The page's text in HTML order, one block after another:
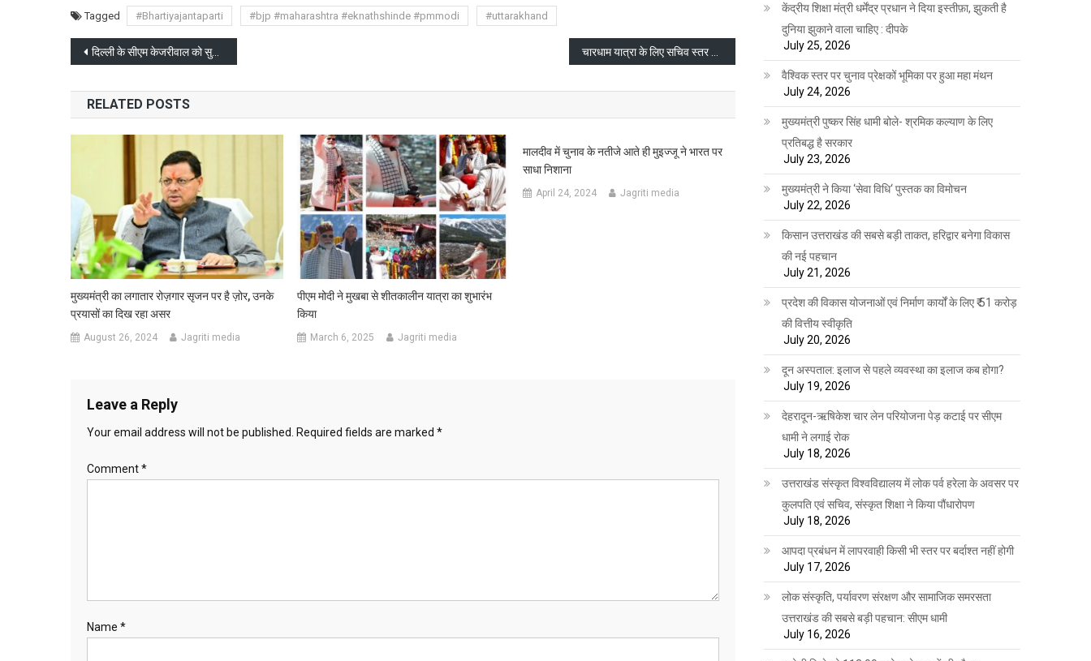
Tagged #Bhartiyajantaparti #bjp #maharashtra #eknathshinde #pmmodi #uttarakhand
Post
navigation
दिल्ली के सीएम केजरीवाल को सुप्रीम कोर्ट से राहत, 1 जून तक मिली जमानत
RELATED POSTS
मुख्यमंत्री का लगातार रोज़गार सृजन पर है ज़ोर, उनके
प्रयासों का दिख रहा असर
August 26, 2024 Jagriti media
पीएम मोदी ने मुखबा से शीतकालीन यात्रा का शुभारंभ
किया
March 6, 2025 Jagriti media
मालदीव में चुनाव के नतीजे आते ही मुइज्जू ने भारत पर
साधा निशाना
April 24, 2024 Jagriti media
Leave a Reply
Your email address will not be published. Required fields are marked *
Comment*
Name *
केंद्रीय शिक्षा मंत्री धर्मेंद्र प्रधान ने दिया इस्तीफ़ा, झुकती है
दुनिया झुकाने वाला चाहिए : दीपके
July 25, 2026
वैश्विक स्तर पर चुनाव प्रेक्षकों भूमिका पर हुआ महा मंथन
July 24, 2026
मुख्यमंत्री पुष्कर सिंह धामी बोले- श्रमिक कल्याण के लिए
प्रतिबद्ध है सरकार
July 23, 2026
मुख्यमंत्री ने किया ‘सेवा विधि‘ पुस्तक का विमोचन
July 22, 2026
किसान उत्तराखंड की सबसे बड़ी ताकत, हरिद्वार बनेगा विकास
की नई पहचान
July 21, 2026
प्रदेश की विकास योजनाओं एवं निर्माण कार्यों के लिए ₹ 51 करोड़
की वित्तीय स्वीकृति
July 20, 2026
दून अस्पताल: इलाज से पहले व्यवस्था का इलाज कब होगा?
July 19, 2026
देहरादून-ऋषिकेश चार लेन परियोजना पेड़ कटाई पर सीएम
धामी ने लगाई रोक
July 18, 2026
उत्तराखंड संस्कृत विश्वविद्यालय में लोक पर्व हरेला के अवसर पर
कुलपति एवं सचिव, संस्कृत शिक्षा ने किया पौंधारोपण
July 18, 2026
आपदा प्रबंधन में लापरवाही किसी भी स्तर पर बर्दाश्त नहीं होगी
July 17, 2026
लोक संस्कृति, पर्यावरण संरक्षण और सामाजिक समरसता
उत्तराखंड की सबसे बड़ी पहचान: सीएम धामी
July 16, 2026